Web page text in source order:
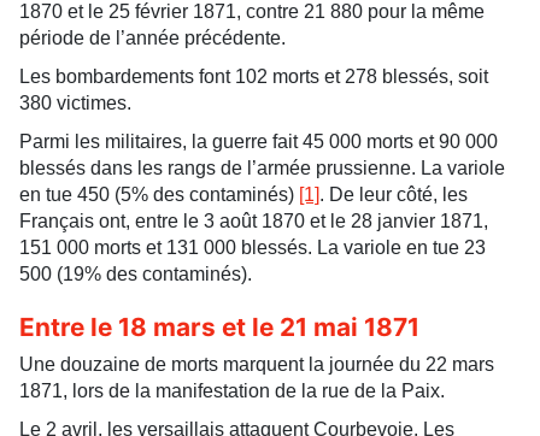
1870 et le 25 février 1871, contre 21 880 pour la même
période de l’année précédente.
Les bombardements font 102 morts et 278 blessés, soit
380 victimes.
Parmi les militaires, la guerre fait 45 000 morts et 90 000
blessés dans les rangs de l’armée prussienne. La variole
en tue 450 (5% des contaminés) [1]. De leur côté, les
Français ont, entre le 3 août 1870 et le 28 janvier 1871,
151 000 morts et 131 000 blessés. La variole en tue 23
500 (19% des contaminés).
Entre le 18 mars et le 21 mai 1871
Une douzaine de morts marquent la journée du 22 mars
1871, lors de la manifestation de la rue de la Paix.
Le 2 avril, les versaillais attaquent Courbevoie. Les